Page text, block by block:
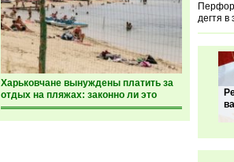
Харьковчане вынуждены платить за
отдых на пляжах: законно ли это
дегтя